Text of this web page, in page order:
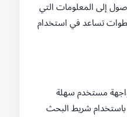
إلى المعلومات التي
تساعد في استخدام
مستخدم سهلة
باستخدام شريط البحث